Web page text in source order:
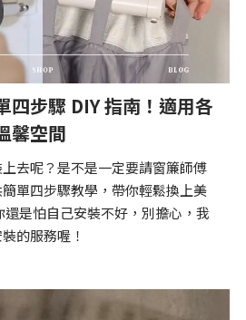
四步驟 DIY 指南！適用各
馨空間
去呢？是不是一定要請窗簾師傅
單四步驟教學，帶你輕鬆換上美
是怕自己安裝不好，別擔心，我
的服務喔！